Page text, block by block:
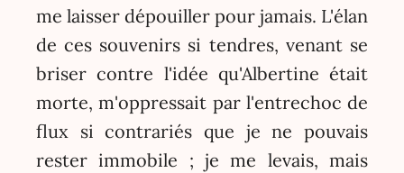
me laisser dépouiller pour jamais. L'élan
de ces souvenirs si tendres, venant se
briser contre l'idée qu'Albertine était
morte, m'oppressait par l'entrechoc de
flux si contrariés que je ne pouvais
rester immobile ; je me levais, mais